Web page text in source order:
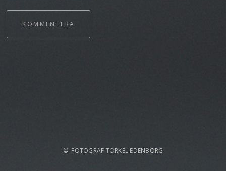
KOMMENTERA
© FOTOGRAF TORKEL EDENBORG